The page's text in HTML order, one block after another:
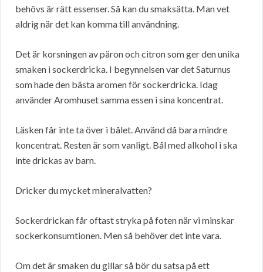
behövs är rätt essenser. Så kan du smaksätta. Man vet
aldrig när det kan komma till användning.
Det är korsningen av päron och citron som ger den unika
smaken i sockerdricka. I begynnelsen var det Saturnus
som hade den bästa aromen för sockerdricka. Idag
använder Aromhuset samma essen i sina koncentrat.
Läsken får inte ta över i bålet. Använd då bara mindre
koncentrat. Resten är som vanligt. Bål med alkohol i ska
inte drickas av barn.
Dricker du mycket mineralvatten?
Sockerdrickan får oftast stryka på foten när vi minskar
sockerkonsumtionen. Men så behöver det inte vara.
Om det är smaken du gillar så bör du satsa på ett